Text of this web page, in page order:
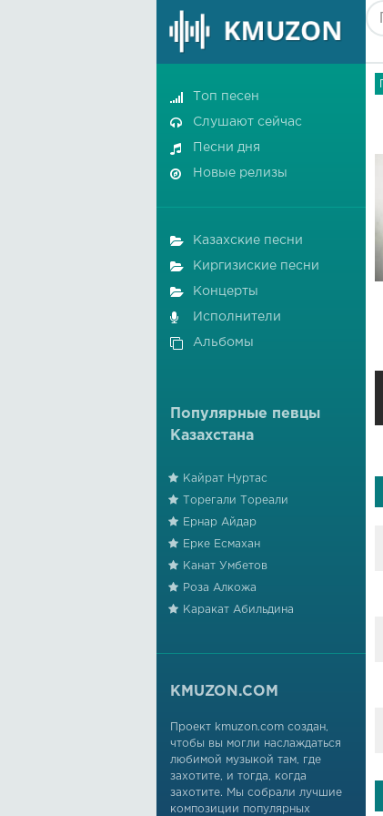
Топ песен
Слушают сейчас
Песни дня
Новые релизы
Казахские песни
Киргизиские песни
Концерты
Исполнители
Альбомы
Популярные певцы
Казахстана
Кайрат Нуртас
Торегали Тореали
Ернар Айдар
Ерке Есмахан
Канат Умбетов
Роза Алкожа
Каракат Абильдина
KMUZON.COM
Проект kmuzon.com создан,
чтобы вы могли наслаждаться
любимой музыкой там, где
захотите, и тогда, когда
захотите. Мы собрали лучшие
композиции популярных